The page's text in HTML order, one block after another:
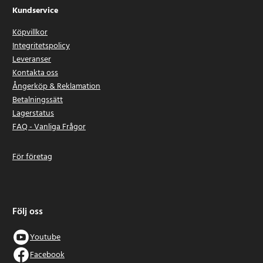
Kundservice
Köpvillkor
Integritetspolicy
Leveranser
Kontakta oss
Ångerköp & Reklamation
Betalningssätt
Lagerstatus
FAQ - Vanliga Frågor
För företag
Följ oss
Youtube
Facebook